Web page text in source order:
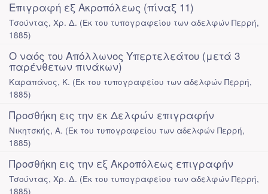
Επιγραφή εξ Ακροπόλεως (πίναξ 11)
Τσούντας, Χρ. Δ. (Εκ του τυπογραφείου των αδελφών Περρή,
1885)
Ο ναός του Απόλλωνος Υπερτελεάτου (μετά 3
παρένθετων πινάκων)
Καραπάνος, Κ. (Εκ του τυπογραφείου των αδελφών Περρή,
1885)
Προσθήκη εις την εκ Δελφών επιγραφήν
Νικητσκής, Α. (Εκ του τυπογραφείου των αδελφών Περρή,
1885)
Προσθήκη εις την εξ Ακροπόλεως επιγραφήν
Τσούντας, Χρ. Δ. (Εκ του τυπογραφείου των αδελφών Περρή,
1885)